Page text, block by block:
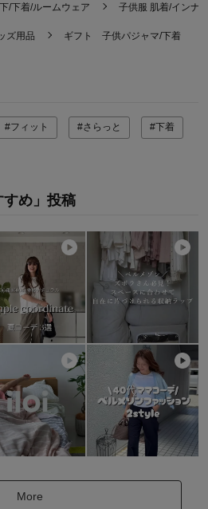
：/下着/ルームウェア 子供服 肌着/インナ
ズ用品 ギフト 子供パジャマ/下着
#フィット #さらっと #下着
め」投稿
More